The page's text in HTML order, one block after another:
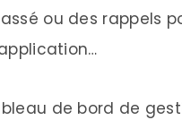
ou des rappels
de bord de